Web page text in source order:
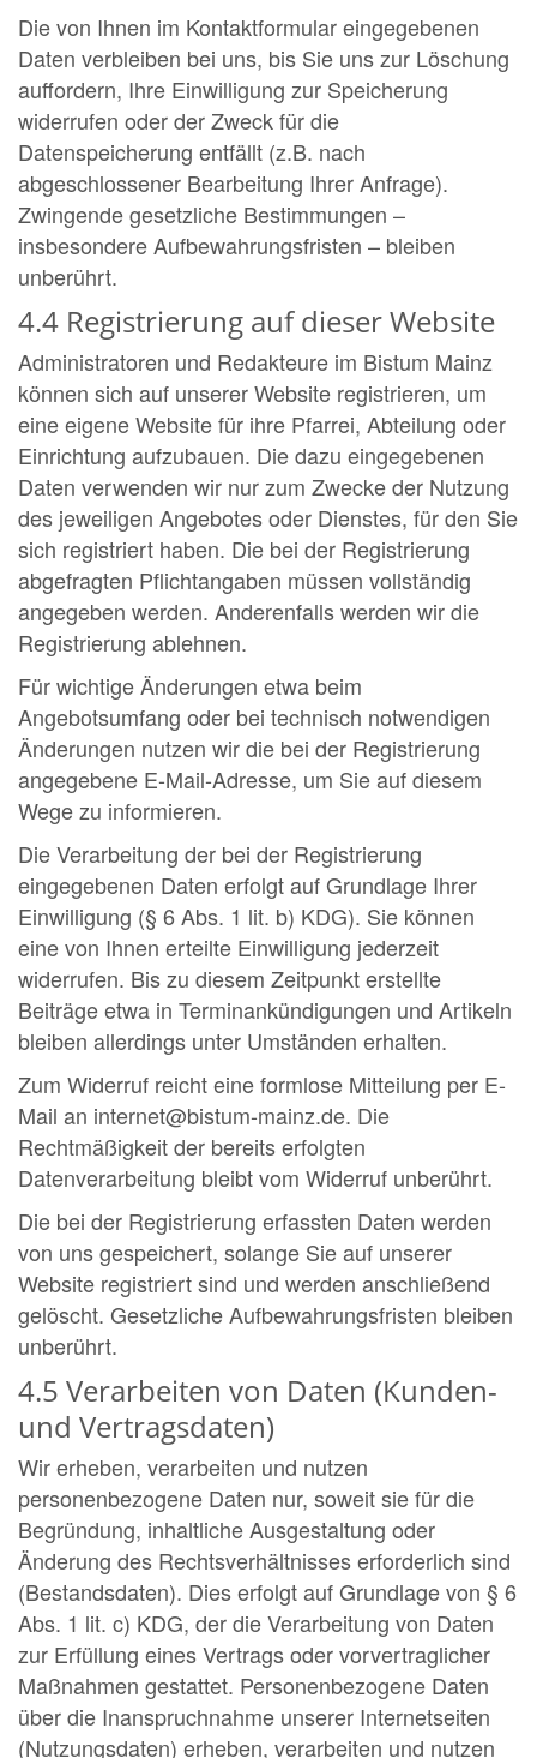
Die von Ihnen im Kontaktformular eingegebenen
Daten verbleiben bei uns, bis Sie uns zur Löschung
auffordern, Ihre Einwilligung zur Speicherung
widerrufen oder der Zweck für die
Datenspeicherung entfällt (z.B. nach
abgeschlossener Bearbeitung Ihrer Anfrage).
Zwingende gesetzliche Bestimmungen –
insbesondere Aufbewahrungsfristen – bleiben
unberührt.
4.4 Registrierung auf dieser Website
Administratoren und Redakteure im Bistum Mainz
können sich auf unserer Website registrieren, um
eine eigene Website für ihre Pfarrei, Abteilung oder
Einrichtung aufzubauen. Die dazu eingegebenen
Daten verwenden wir nur zum Zwecke der Nutzung
des jeweiligen Angebotes oder Dienstes, für den Sie
sich registriert haben. Die bei der Registrierung
abgefragten Pflichtangaben müssen vollständig
angegeben werden. Anderenfalls werden wir die
Registrierung ablehnen.
Für wichtige Änderungen etwa beim
Angebotsumfang oder bei technisch notwendigen
Änderungen nutzen wir die bei der Registrierung
angegebene E-Mail-Adresse, um Sie auf diesem
Wege zu informieren.
Die Verarbeitung der bei der Registrierung
eingegebenen Daten erfolgt auf Grundlage Ihrer
Einwilligung (§ 6 Abs. 1 lit. b) KDG). Sie können
eine von Ihnen erteilte Einwilligung jederzeit
widerrufen. Bis zu diesem Zeitpunkt erstellte
Beiträge etwa in Terminankündigungen und Artikeln
bleiben allerdings unter Umständen erhalten.
Zum Widerruf reicht eine formlose Mitteilung per E-
Mail an internet@bistum-mainz.de. Die
Rechtmäßigkeit der bereits erfolgten
Datenverarbeitung bleibt vom Widerruf unberührt.
Die bei der Registrierung erfassten Daten werden
von uns gespeichert, solange Sie auf unserer
Website registriert sind und werden anschließend
gelöscht. Gesetzliche Aufbewahrungsfristen bleiben
unberührt.
4.5 Verarbeiten von Daten (Kunden-
und Vertragsdaten)
Wir erheben, verarbeiten und nutzen
personenbezogene Daten nur, soweit sie für die
Begründung, inhaltliche Ausgestaltung oder
Änderung des Rechtsverhältnisses erforderlich sind
(Bestandsdaten). Dies erfolgt auf Grundlage von § 6
Abs. 1 lit. c) KDG, der die Verarbeitung von Daten
zur Erfüllung eines Vertrags oder vorvertraglicher
Maßnahmen gestattet. Personenbezogene Daten
über die Inanspruchnahme unserer Internetseiten
(Nutzungsdaten) erheben, verarbeiten und nutzen